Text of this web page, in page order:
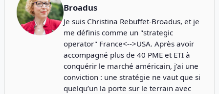
Broadus
Je suis Christina Rebuffet-Broadus, et je
me définis comme un "strategic
operator" France<-->USA. Après avoir
accompagné plus de 40 PME et ETI à
conquérir le marché américain, j’ai une
conviction : une stratégie ne vaut que si
quelqu’un la porte sur le terrain avec